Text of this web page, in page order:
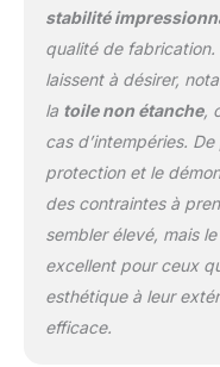
stabilité
qualité de
laissent à désirer,
la toile non étanche,
cas d’intempéries.
protection et le
des contraintes à
sembler élevé, mais
excellent pour ceux
esthétique à leur
efficace.